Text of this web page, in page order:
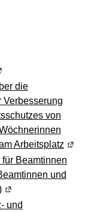
in einem neuen
in einem
die
Verbesserung
von
Arbeitsplatz
Beamtinnen
und
(Wird in einem
und